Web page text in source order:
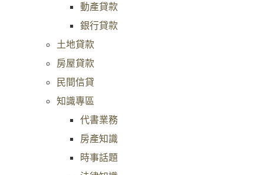
動產貸款
銀行貸款
土地貸款
房屋貸款
民間信貸
知識專區
代書業務
房產知識
時事話題